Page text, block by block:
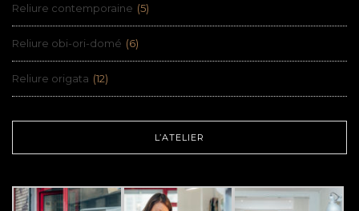
Reliure contemporaine (5)
Reliure obi-ori-domé (6)
Reliure origata (12)
L’ATELIER